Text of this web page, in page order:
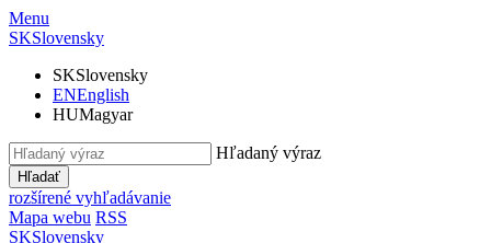
Menu
SKSlovensky
SKSlovensky
ENEnglish
HUMagyar
Hľadaný výraz
Hľadať
rozšírené vyhľadávanie
Mapa webu RSS
SKSlovensky